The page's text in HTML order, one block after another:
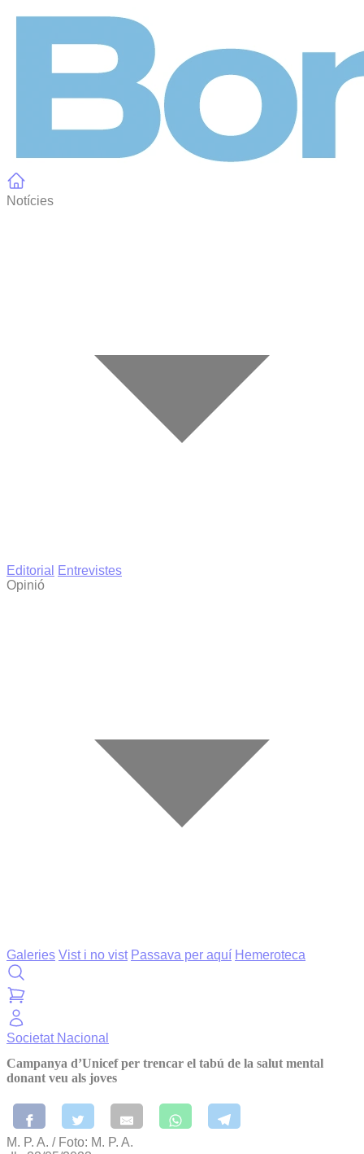
Notícies
Editorial
Entrevistes
Opinió
Galeries Vist i no vist Passava per aquí Hemeroteca
Societat Nacional
Campanya d’Unicef per trencar el tabú de la salut mental
donant veu als joves
M. P. A. / Foto: M. P. A.